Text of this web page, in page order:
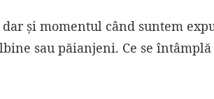
și momentul când suntem
sau păianjeni. Ce se întâmplă